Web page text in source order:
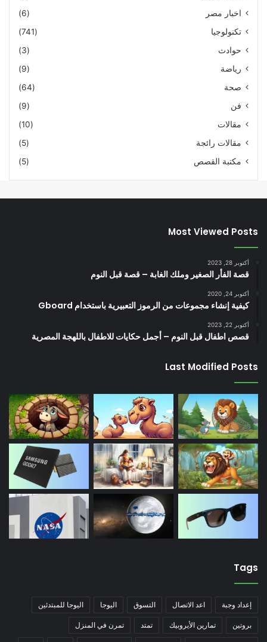
اخبار مصر
(6)
تكنولوجيا
(741)
حوادث
(3)
رياضة
(9)
صحة
(64)
فن
(9)
مقالات
(10)
مقالات رائجة
(5)
مكتبة القصص
(5)
Most Viewed Posts
أكتوبر 28, 2023
قصة الفأر الصغير وملك الغابة – قصة قبل النوم
أكتوبر 24, 2020
كيفية إنشاء مجموعات من الرموز التعبيرية باستخدام Gboard
أكتوبر 22, 2023
قصص اطفال قبل النوم – أجمل حكايات للاطفال باللهجة المصرية
Last Modified Posts
Tags
إعداد وجبة اعد الاتصال التسوق اليوجا اليوجا للمبتدئين
بروتين تمارين الأيروبيك تمتد تمرن في المنزل